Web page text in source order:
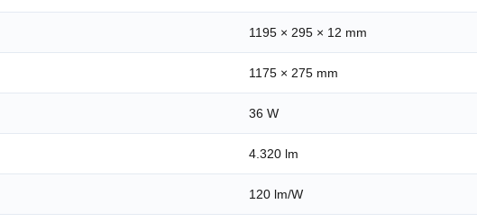
1195 × 295 × 12 mm
1175 × 275 mm
36 W
4.320 lm
120 lm/W